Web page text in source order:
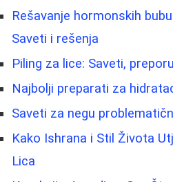
Rešavanje hormonskih
Saveti i rešenja
Piling za lice: Saveti,
Najbolji preparati za
Saveti za negu
Kako Ishrana i Stil Života
Lica